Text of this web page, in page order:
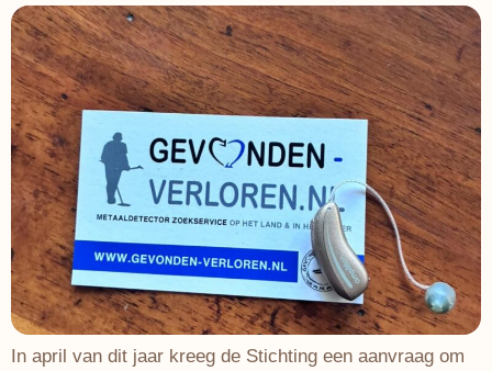
In april van dit jaar kreeg de Stichting een aanvraag om